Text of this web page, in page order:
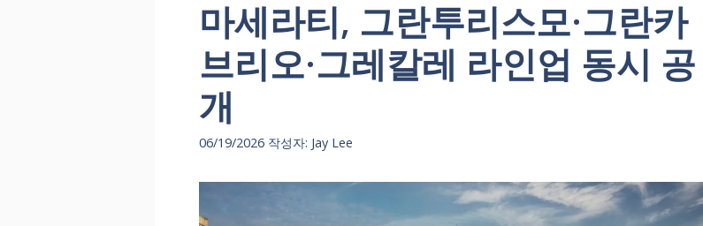
마세라티, 그란투리스모·그란카
브리오·그레칼레 라인업 동시 공
개
06/19/2026 작성자: Jay Lee